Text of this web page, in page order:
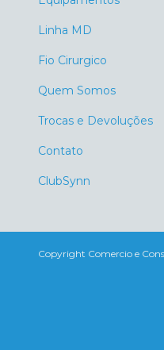
Linha MD
Fio Cirurgico
Quem Somos
Trocas e Devoluções
Contato
ClubSynn
Copyright Comercio e